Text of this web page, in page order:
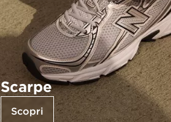
Scarpe
Scopri